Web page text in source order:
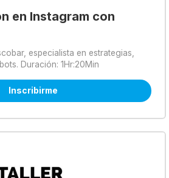
en Instagram con
especialista en estrategias,
Duración: 1Hr:20Min
Inscribirme